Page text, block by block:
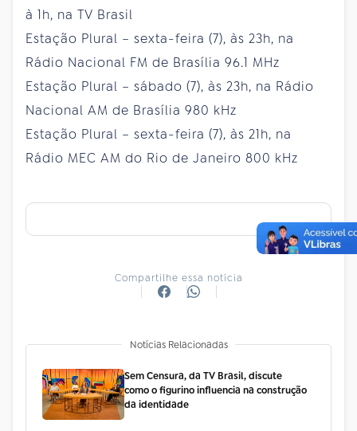
à 1h, na TV Brasil
Estação Plural – sexta-feira (7), às 23h, na
Rádio Nacional FM de Brasília 96.1 MHz
Estação Plural – sábado (7), às 23h, na Rádio
Nacional AM de Brasília 980 kHz
Estação Plural – sexta-feira (7), às 21h, na
Rádio MEC AM do Rio de Janeiro 800 kHz
Compartilhe essa notícia
Notícias Relacionadas
Sem Censura, da TV Brasil, discute
como o figurino influencia na construção
da identidade